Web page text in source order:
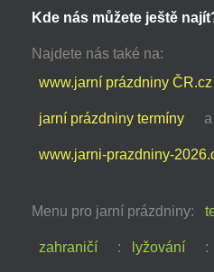
Kde nás můžete ještě
Najdete nás také na:
www.jarní prázdniny ČR.cz
jarní prázdniny termíny
www.jarni-prazdniny-
Menu pro jarní prázdniny:
zahraničí : lyžování :